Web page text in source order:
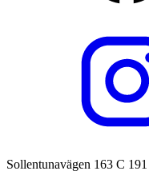
Sollentunavägen 163 C